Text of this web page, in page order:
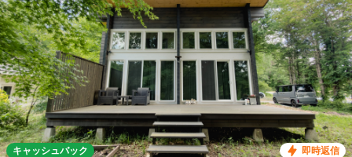
即時返信
キャッシュバック